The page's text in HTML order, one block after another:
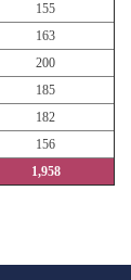
155
163
200
185
182
156
1,958